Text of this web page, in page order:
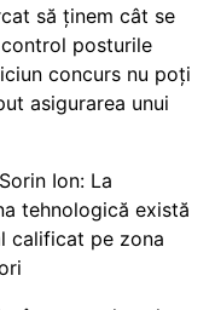
să ținem cât se
posturile
concurs nu poți
asigurarea unui
Ion: La
tehnologică există
calificat pe zona